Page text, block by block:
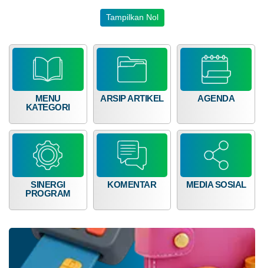
Tampilkan Nol
MENU
KATEGORI
ARSIP ARTIKEL
106
AGENDA
SINERGI
PROGRAM
KOMENTAR MEDIA SOSIAL